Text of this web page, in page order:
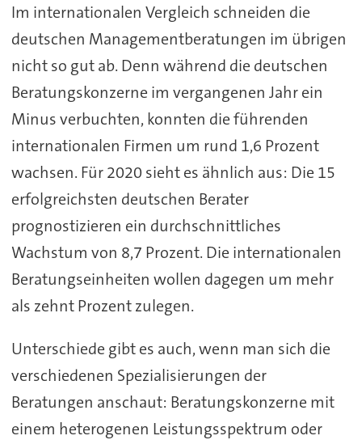
Im internationalen Vergleich schneiden die
deutschen Managementberatungen im übrigen
nicht so gut ab. Denn während die deutschen
Beratungskonzerne im vergangenen Jahr ein
Minus verbuchten, konnten die führenden
internationalen Firmen um rund 1,6 Prozent
wachsen. Für 2020 sieht es ähnlich aus: Die 15
erfolgreichsten deutschen Berater
prognostizieren ein durchschnittliches
Wachstum von 8,7 Prozent. Die internationalen
Beratungseinheiten wollen dagegen um mehr
als zehnt Prozent zulegen.
Unterschiede gibt es auch, wenn man sich die
verschiedenen Spezialisierungen der
Beratungen anschaut: Beratungskonzerne mit
einem heterogenen Leistungsspektrum oder